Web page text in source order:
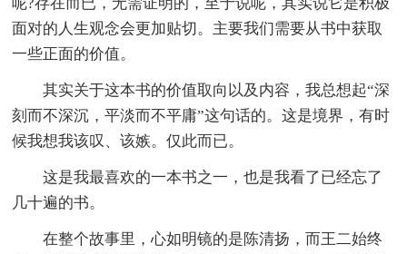
面对的人生观念会更加贴切。主要我们需要从书中获取
一些正面的价值。
其实关于这本书的价值取向以及内容，我总想起“深
刻而不深沉，平淡而不平庸”这句话的。这是境界，有时
候我想我该叹、该嫉。仅此而已。
这是我最喜欢的一本书之一，也是我看了已经忘了
几十遍的书。
在整个故事里，心如明镜的是陈清扬，而王二始终